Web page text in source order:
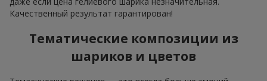
Качественный результат гарантирован!
Тематические композиции из
шариков и цветов